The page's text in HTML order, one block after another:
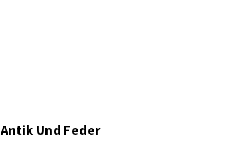
Antik Und Feder